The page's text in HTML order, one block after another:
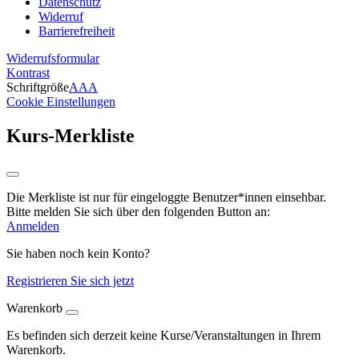
Widerruf
Barrierefreiheit
Widerrufsformular
Kontrast
SchriftgrößeAAA
Cookie Einstellungen
Kurs-Merkliste
Die Merkliste ist nur für eingeloggte Benutzer*innen einsehbar.
Bitte melden Sie sich über den folgenden Button an:
Anmelden
Sie haben noch kein Konto?
Registrieren Sie sich jetzt
Warenkorb
Es befinden sich derzeit keine Kurse/Veranstaltungen in Ihrem
Warenkorb.